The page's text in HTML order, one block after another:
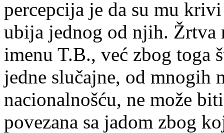
percepcija je da su mu
ubija jednog od njih. Žrtva
imenu T.B., već zbog toga
jedne slučajne, od mnogih
nacionalnošću, ne može
povezana sa jadom zbog